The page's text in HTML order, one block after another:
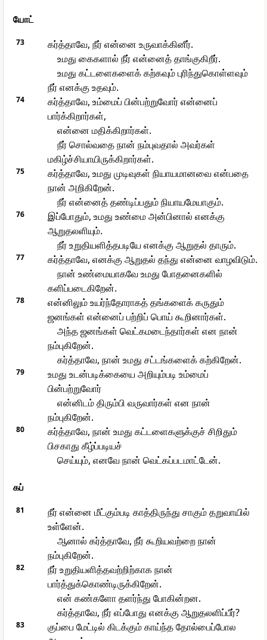
யோட்
73
கர்த்தாவே, நீர் என்னை உருவாக்கினீர்.
உமது கைகளால் நீர் என்னைத் தாங்குகிறீர்.
உமது கட்டளைகளைக் கற்கவும் புரிந்துகொள்ளவும்
நீர் எனக்கு உதவும்.
74
கர்த்தாவே, உம்மைப் பின்பற்றுவோர் என்னைப்
பார்க்கிறார்கள்,
என்னை மதிக்கிறார்கள்.
நீர் சொல்வதை நான் நம்புவதால் அவர்கள்
மகிழ்ச்சியாயிருக்கிறார்கள்.
75
கர்த்தாவே, உமது முடிவுகள் நியாயமானவை என்பதை
நான் அறிகிறேன்.
நீர் என்னைத் தண்டிப்பதும் நியாயமேயாகும்.
76
இப்போதும், உமது உண்மை அன்பினால் எனக்கு
ஆறுதலளியும்.
நீர் உறுதியளித்தபடியே எனக்கு ஆறுதல் தாரும்.
77
கர்த்தாவே, எனக்கு ஆறுதல் தந்து என்னை வாழவிடும்.
நான் உண்மையாகவே உமது போதனைகளில்
களிப்படைகிறேன்.
78
என்னிலும் உயர்ந்தோராகத் தங்களைக் கருதும்
ஜனங்கள் என்னைப் பற்றிப் பொய் கூறினார்கள்.
அந்த ஜனங்கள் வெட்கமடைந்தார்கள் என நான்
நம்புகிறேன்.
கர்த்தாவே, நான் உமது சட்டங்களைக் கற்கிறேன்.
79
உமது உடன்படிக்கையை அறியும்படி உம்மைப்
பின்பற்றுவோர்
என்னிடம் திரும்பி வருவார்கள் என நான்
நம்புகிறேன்.
80
கர்த்தாவே, நான் உமது கட்டளைகளுக்குச் சிறிதும்
பிசகாது கீழ்ப்படியச்
செய்யும், எனவே நான் வெட்கப்படமாட்டேன்.
கப்
81
நீர் என்னை மீட்கும்படி காத்திருந்து சாகும் தறுவாயில்
உள்ளேன்.
ஆனால் கர்த்தாவே, நீர் கூறியவற்றை நான்
நம்புகிறேன்.
82
நீர் உறுதியளித்தவற்றிற்காக நான்
பார்த்துக்கொண்டிருக்கிறேன்.
என் கண்களோ தளர்ந்து போகின்றன.
கர்த்தாவே, நீர் எப்போது எனக்கு ஆறுதலளிப்பீர்?
83
குப்பை மேட்டில் கிடக்கும் காய்ந்த தோல்பைப்போல